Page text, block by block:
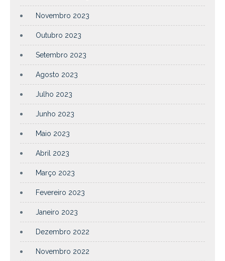
Novembro 2023
Outubro 2023
Setembro 2023
Agosto 2023
Julho 2023
Junho 2023
Maio 2023
Abril 2023
Março 2023
Fevereiro 2023
Janeiro 2023
Dezembro 2022
Novembro 2022